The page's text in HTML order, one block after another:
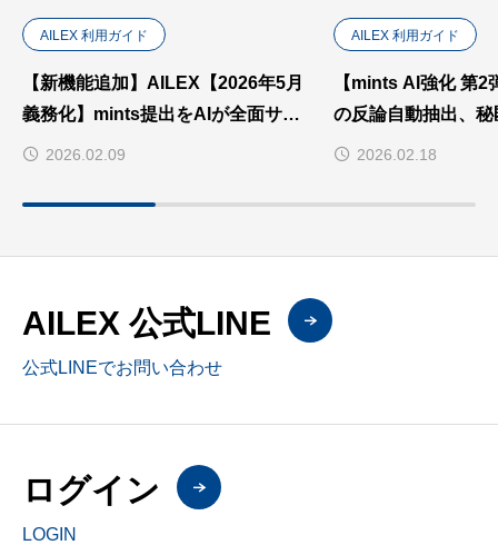
AILEX 利用ガイド
【新機能追加】AILEX【2026年5月
義務化】mints提出をAIが全面サポ
ート — AILEXの6つのAI強化機能を
2026.02.09
AILEX 利用ガイド
【mints AI強化 第2
の反論自動抽出、
出、送達期限の自
する4つの新機能
2026.02.18
AILEX 公式LINE
公式LINEでお問い合わせ
ログイン
LOGIN